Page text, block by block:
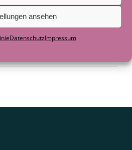
ansehen
DatenschutzImpressum
wurde29.
Lehrer wurde29. Juni